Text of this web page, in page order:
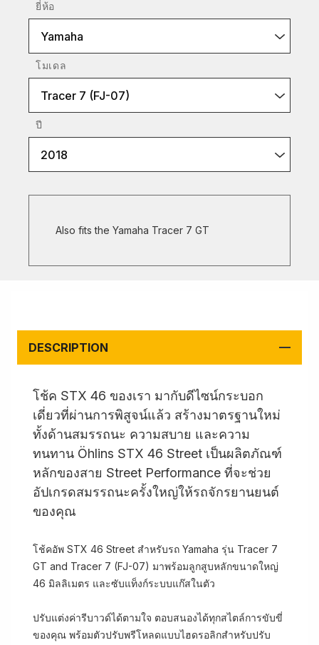
ยี่ห้อ
Yamaha
โมเดล
Tracer 7 (FJ-07)
ปี
2018
Also fits the Yamaha Tracer 7 GT
DESCRIPTION
โช้ค STX 46 ของเรา มากับดีไซน์กระบอก
เดี่ยวที่ผ่านการพิสูจน์แล้ว สร้างมาตรฐานใหม่
ทั้งด้านสมรรถนะ ความสบาย และความ
ทนทาน Öhlins STX 46 Street เป็นผลิตภัณฑ์
หลักของสาย Street Performance ที่จะช่วย
อัปเกรดสมรรถนะครั้งใหญ่ให้รถจักรยานยนต์
ของคุณ
โช้คอัพ STX 46 Street สำหรับรถ Yamaha รุ่น Tracer 7
GT and Tracer 7 (FJ-07) มาพร้อมลูกสูบหลักขนาดใหญ่
46 มิลลิเมตร และซับแท็งก์ระบบแก๊สในตัว
ปรับแต่งค่ารีบาวด์ได้ตามใจ ตอบสนองได้ทุกสไตล์การขับขี่
ของคุณ พร้อมตัวปรับพรีโหลดแบบไฮดรอลิกสำหรับปรับ